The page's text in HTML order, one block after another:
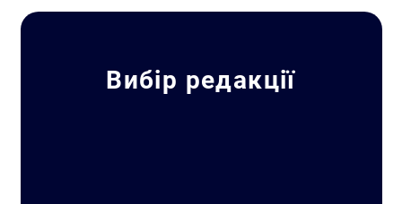
Вибір редакції